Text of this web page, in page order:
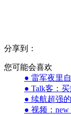
分享到：
您可能会喜欢
● 雷军夜里
● Talk客：
● 续航超强
● 视频：